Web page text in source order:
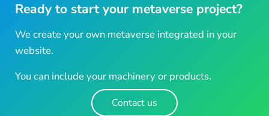
Ready to start your metaverse project?
We create your own metaverse integrated in your
website.
You can include your machinery or products.
Contact us